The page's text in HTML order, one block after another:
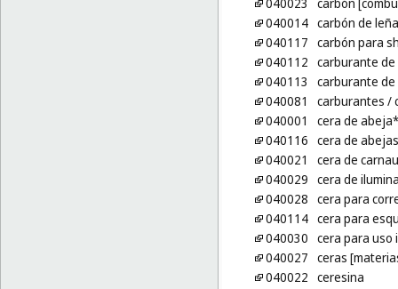
040014 carbón de
040117 carbón para
040112 carburante
040113
carburante de
040081
carburantes /
040001
cera de abeja*
040116 cera de
040021
cera de
040029 cera de
040028 cera para
040114 cera para
040030 cera para uso
040027 ceras
040022 ceresina